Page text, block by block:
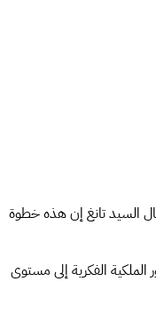
قال السيد تانغ إن هذه خطوة
الملكية الفكرية إلى مستوى